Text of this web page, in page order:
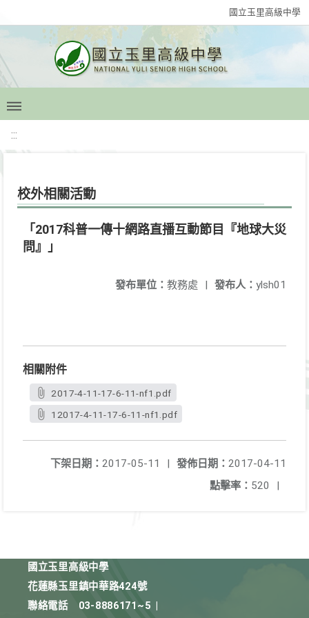
國立玉里高級中學
:::
校外相關活動
「2017科普一傳十網路直播互動節目『地球大災
問』」
發布人： ylsh01
發布單位： 教務處 |
相關附件
2017-4-11-17-6-11-nf1.pdf
12017-4-11-17-6-11-nf1.pdf
發佈日期： 2017-04-11
下架日期： 2017-05-11
|
點擊率： 520 |
國立玉里高級中學
花蓮縣玉里鎮中華路424號
聯絡電話
03-8886171~5